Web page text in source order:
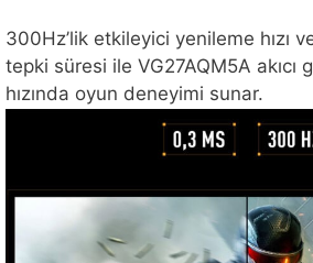
300Hz’lik etkileyici yenileme hızı
tepki süresi ile VG27AQM5A akıcı
hızında oyun deneyimi sunar.